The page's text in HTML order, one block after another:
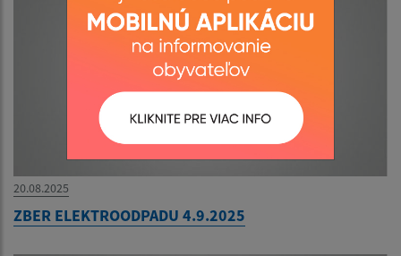
20.08.2025
ZBER ELEKTROODPADU 4.9.2025